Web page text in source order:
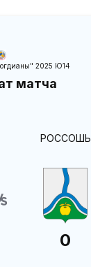
2025 Ю14
матча
РОССОШЬ
0